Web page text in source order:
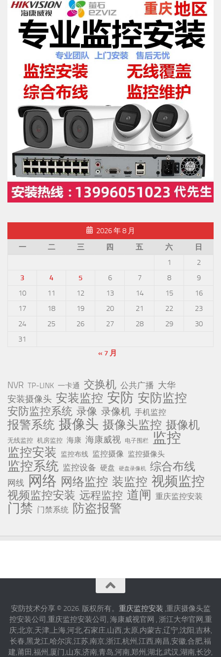
2026 年 8 月
一
二 三 四 五 六
日
1
2
3
4 5 6 7 8
9
10
11 12 13 14 15
16
17
18 19 20 21 22
23
24
25 26 27 28 29
30
31
« 7 月
NVR TP-LINK 一卡通 交换机 公共广播 大华
安装摄像头 安装监控 安防 安防监控
安防监控系统 录像 录像机 手机监控
报警系统 摄像头 摄像头监控 摄像机
无线监控 机房监控 海康 海康威视 电子围栏 监控
监控安装 监控布线 监控摄像 监控摄像头
监控系统 监控设备 硬盘 硬盘录像机 综合布线
网线 网络 网络监控 装监控 视频监控
视频监控安装 远程监控 道闸 重庆监控安装
门禁 门禁系统 防盗报警
安防技术分享 © 2026. 版权所有。 重庆监控安装 ,重庆摄像头监
控安装公司,重庆监控安装公司, 海康威视官网 , 浙江大华官网,重
庆,北京,天津,上海,河北,石家庄,山西,太原,内蒙古,辽宁,沈阳,吉林,
长春,黑龙江,哈尔滨,江苏,南京,浙江,杭州,江西,南昌,安徽,合肥,福
建,莆田,福州,厦门,山东,济南,青岛,河南,郑州,湖北,武汉,湖南,长沙,